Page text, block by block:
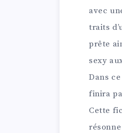
avec
traits
prête
sexy
Dans
finira
Cette